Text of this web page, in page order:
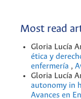
Most read
Gloria Lucía
ética y
enfermería ,
Gloria Lucía
autonomy in
Avances en